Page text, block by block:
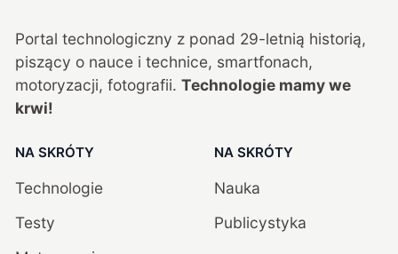
Portal technologiczny z ponad 29-letnią historią,
piszący o nauce i technice, smartfonach,
motoryzacji, fotografii. Technologie mamy we
krwi!
NA SKRÓTY
Technologie
Testy
NA SKRÓTY
Nauka
Publicystyka